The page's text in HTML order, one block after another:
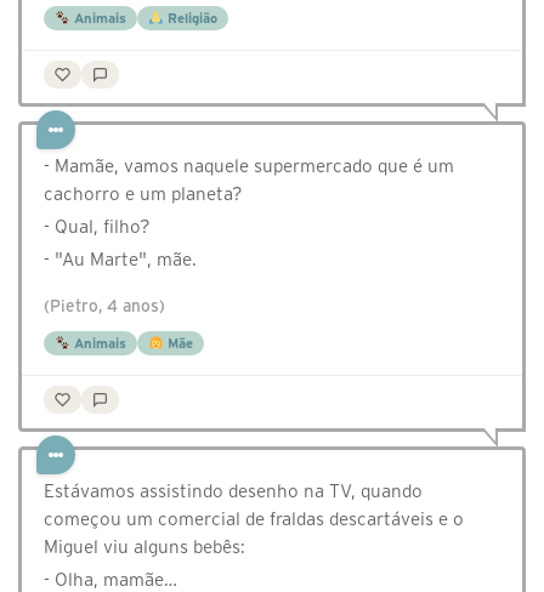
Animais Religião
- Mamãe, vamos naquele supermercado que é um
cachorro e um planeta?
- Qual, filho?
- "Au Marte", mãe.
(Pietro, 4 anos)
Animais Mãe
Estávamos assistindo desenho na TV, quando
começou um comercial de fraldas descartáveis e o
Miguel viu alguns bebês:
- Olha, mamãe…